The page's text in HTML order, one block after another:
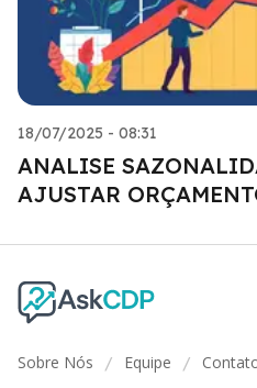
18/07/2025 - 08:31
ANALISE
AJUSTAR
Sobre Nós / Equipe /